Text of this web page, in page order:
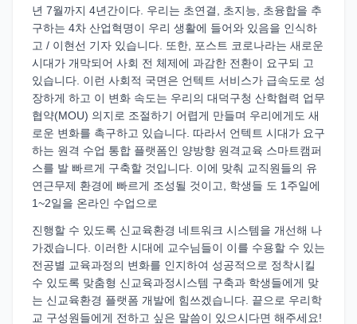
년 7월까지 4년간이다. 우리는 초연결, 초지능, 초융합을 추
구하는 4차 산업혁명이 우리 생활에 들어와 있음을 인식하
고 / 이현선 기자 있습니다. 또한, 포스트 코로나라는 새로운
시대가 개막되어 사회 전 체제에 과감한 전환이 요구되 고
있습니다. 이런 사회적 국면은 언텍트 서비스가 급속도로 성
장하게 하고 이 변화 속도는 우리의 대덕구청 산학협력 업무
협약(MOU) 의지로 조절하기 어렵게 만들며 우리에게도 새
로운 변화를 촉구하고 있습니다. 따라서 언텍트 시대가 요구
하는 원격 수업 통합 플랫폼인 양방향 원격교육 스마트캠퍼
스를 발 빠르게 구축할 것입니다. 이에 맞춰 교직원들의 유
연근무제 환경에 빠르게 조성될 것이고, 학생들 도 1주일에
1~2일을 온라인 수업으로
진행할 수 있도록 신교육환경 네트워크 시스템을 개선해 나
가겠습니다. 이러한 시대에 교수님들이 이를 수용할 수 있는
전공별 교육과정의 변화를 인지하여 성공적으로 정착시킬
수 있도록 맞춤형 신교육과정시스템 구축과 학생들에게 맞
는 신교육환경 플랫폼 개발에 힘쓰겠습니다. 끝으로 우리학
교 구성원들에게 전하고 싶은 말씀이 있으시다면 해주세요!